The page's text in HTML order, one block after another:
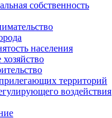
собственность
населения
хозяйство
территорий
воздействия